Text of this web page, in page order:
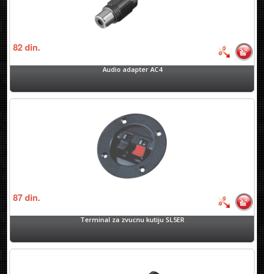
82din.
Audio adapter AC4
87din.
Terminal za zvucnu kutiju SL5ER